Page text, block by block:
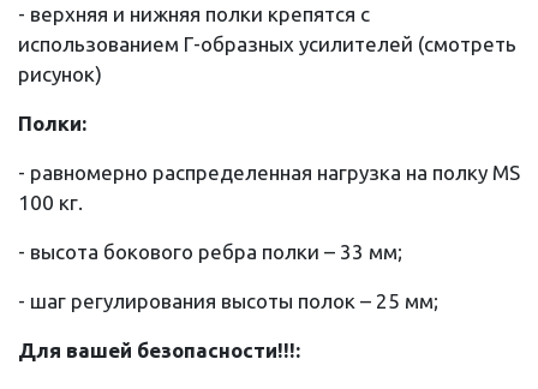
- верхняя и нижняя полки крепятся с
использованием Г-образных усилителей (смотреть
рисунок)
Полки:
- равномерно распределенная нагрузка на полку MS
100 кг.
- высота бокового ребра полки – 33 мм;
- шаг регулирования высоты полок – 25 мм;
Для вашей безопасности!!!: